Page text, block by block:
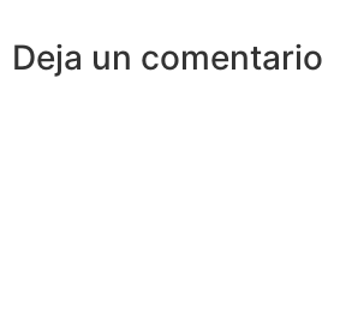
Deja un comentario